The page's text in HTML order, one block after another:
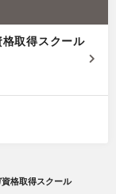
取得スクール
格取得スクール